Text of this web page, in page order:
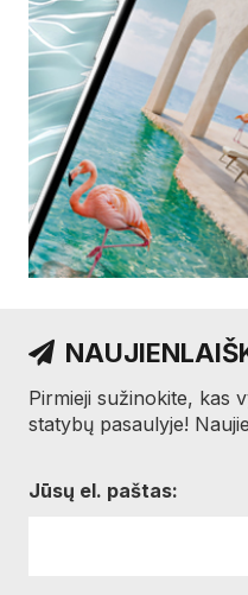
Pirmieji sužinokite, kas
statybų pasaulyje!
Jūsų el. paštas: